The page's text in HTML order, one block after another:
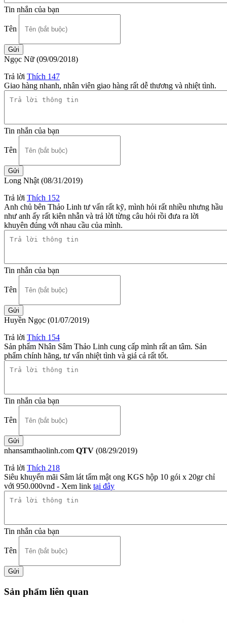
Tin nhắn của bạn
Tên
Ngọc Nữ (09/09/2018)
Trả lời Thích 147
Giao hàng nhanh, nhân viên giao hàng rất dễ thương và nhiệt tình.
Tin nhắn của bạn
Tên
Long Nhật (08/31/2019)
Trả lời Thích 152
Anh chủ bên Thảo Linh tư vấn rất kỹ, mình hỏi rất nhiều nhưng hầu
như anh ấy rất kiên nhẫn và trả lời từng câu hỏi rồi đưa ra lời
khuyên đúng với nhau cầu của mình.
Tin nhắn của bạn
Tên
Huyền Ngọc (01/07/2019)
Trả lời Thích 154
Sản phẩm Nhân Sâm Thảo Linh cung cấp mình rất an tâm. Sản
phẩm chính hãng, tư vấn nhiệt tình và giá cả rất tốt.
Tin nhắn của bạn
Tên
nhansamthaolinh.com QTV (08/29/2019)
Trả lời Thích 218
Siêu khuyến mãi Sâm lát tẩm mật ong KGS hộp 10 gói x 20gr chỉ
với 950.000vnđ - Xem link tại đây
Tin nhắn của bạn
Tên
Sản phẩm liên quan